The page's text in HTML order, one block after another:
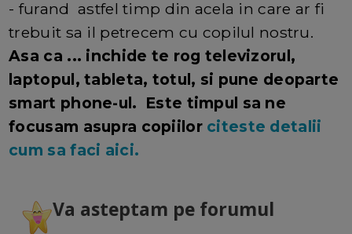
- furand astfel timp din acela in care ar fi
trebuit sa il petrecem cu copilul nostru.
Asa ca ... inchide te rog televizorul,
laptopul, tableta, totul, si pune deoparte
smart phone-ul. Este timpul sa ne
focusam asupra copiilor citeste detalii
cum sa faci aici.
Va asteptam pe forumul